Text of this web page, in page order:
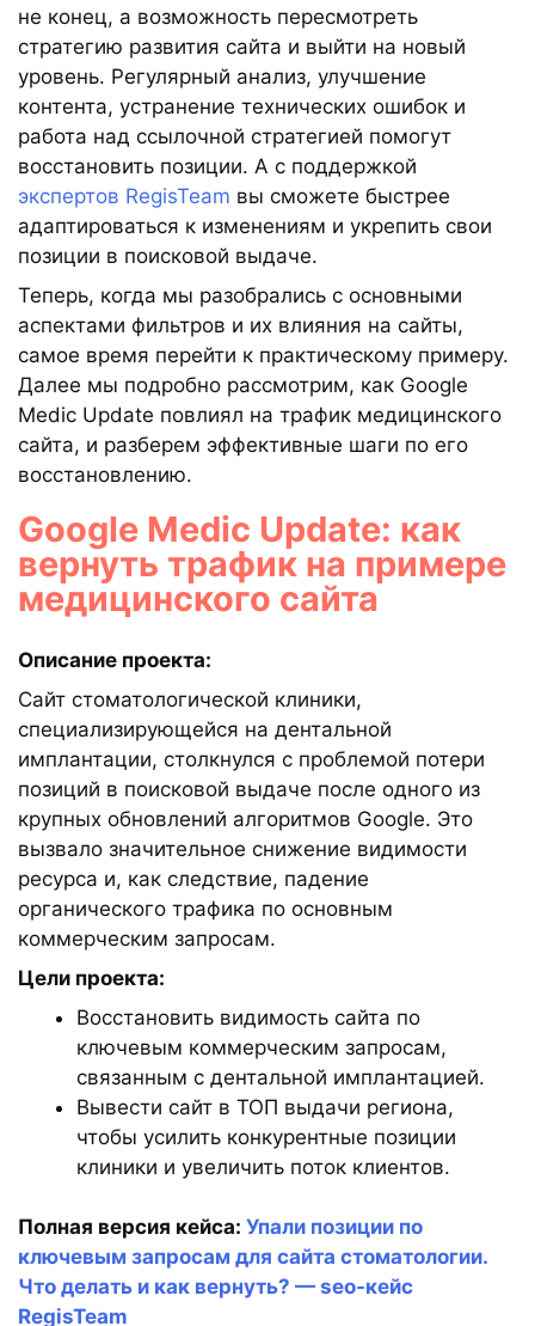
не конец, а возможность пересмотреть
стратегию развития сайта и выйти на новый
уровень. Регулярный анализ, улучшение
контента, устранение технических ошибок и
работа над ссылочной стратегией помогут
восстановить позиции. А с поддержкой
экспертов RegisTeam вы сможете быстрее
адаптироваться к изменениям и укрепить свои
позиции в поисковой выдаче.
Теперь, когда мы разобрались с основными
аспектами фильтров и их влияния на сайты,
самое время перейти к практическому примеру.
Далее мы подробно рассмотрим, как Google
Medic Update повлиял на трафик медицинского
сайта, и разберем эффективные шаги по его
восстановлению.
Google Medic Update: как
вернуть трафик на примере
медицинского сайта
Описание проекта:
Сайт стоматологической клиники,
специализирующейся на дентальной
имплантации, столкнулся с проблемой потери
позиций в поисковой выдаче после одного из
крупных обновлений алгоритмов Google. Это
вызвало значительное снижение видимости
ресурса и, как следствие, падение
органического трафика по основным
коммерческим запросам.
Цели проекта:
Восстановить видимость сайта по
ключевым коммерческим запросам,
связанным с дентальной имплантацией.
Вывести сайт в ТОП выдачи региона,
чтобы усилить конкурентные позиции
клиники и увеличить поток клиентов.
Полная версия кейса: Упали позиции по
ключевым запросам для сайта стоматологии.
Что делать и как вернуть? — seo-кейс
RegisTeam